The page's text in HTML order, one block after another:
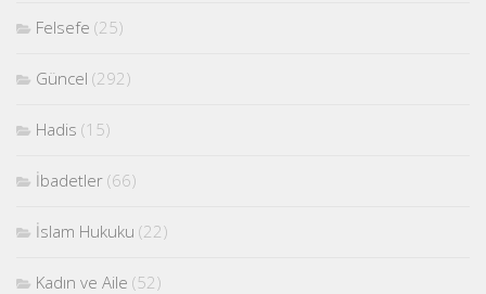
Felsefe (25)
Güncel (292)
Hadis (15)
İbadetler (66)
İslam Hukuku (22)
Kadın ve Aile (52)